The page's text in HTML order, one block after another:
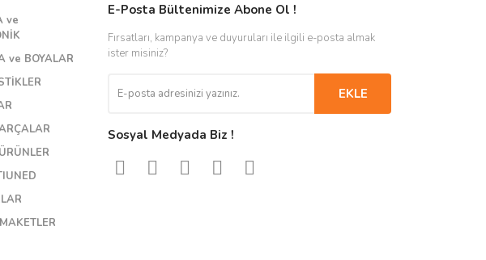
ve
ve BOYALAR
E-Posta Bültenimize Abone Ol !
Fırsatları, kampanya ve duyuruları ile ilgili e-posta almak
ister misiniz?
EKLE
Sosyal Medyada Biz !